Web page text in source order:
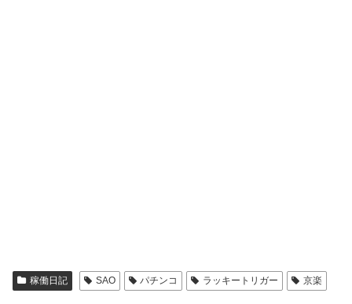
稼働日記 SAO パチンコ ラッキートリガー 京楽